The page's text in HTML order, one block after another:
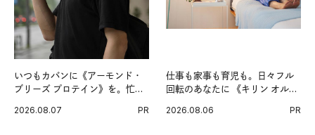
いつもカバンに《アーモンド・
ブリーズ プロテイン》を。忙し
グ習慣。
2026.08.07 PR
仕事も家事も育児も。日々フル
回転のあなたに 《キリン オルニ
2026.08.06 PR